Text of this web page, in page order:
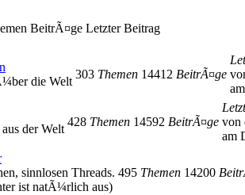
BeitrÃ¤ge Letzter Beitrag
die Welt
303 Themen 14412 BeitrÃ¤ge
der Welt
428 Themen 14592 BeitrÃ¤ge von
am
sinnlosen Threads.
ist natÃ¼rlich aus)
495 Themen 14200